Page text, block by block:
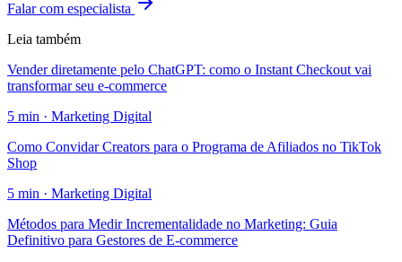
Falar com especialista
Leia também
Vender diretamente pelo ChatGPT: como o Instant Checkout vai
transformar seu e-commerce
5 min · Marketing Digital
Como Convidar Creators para o Programa de Afiliados no TikTok
Shop
5 min · Marketing Digital
Métodos para Medir Incrementalidade no Marketing: Guia
Definitivo para Gestores de E-commerce